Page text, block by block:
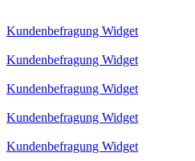
Kundenbefragung Widget
Kundenbefragung Widget
Kundenbefragung Widget
Kundenbefragung Widget
Kundenbefragung Widget